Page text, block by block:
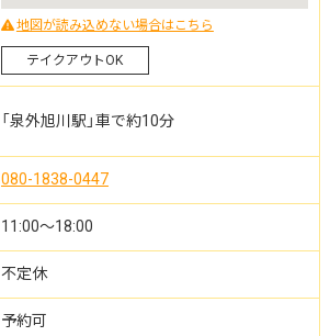
地図が読み込めない場合はこちら
テイクアウトOK
「泉外旭川駅」車で約10分
080-1838-0447
11:00～18:00
不定休
予約可